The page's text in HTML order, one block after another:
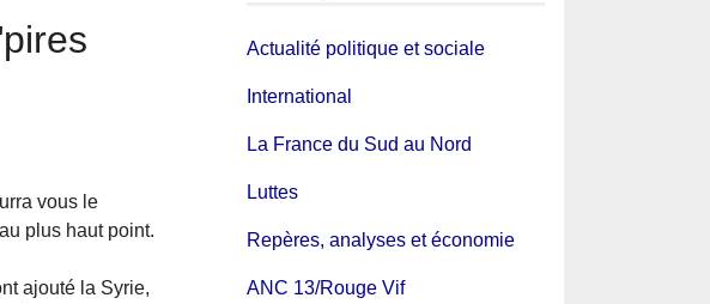
vous le
plus haut point.
ajouté la Syrie,
Actualité politique et sociale
International
La France du Sud au Nord
Luttes
Repères, analyses et économie
ANC 13/Rouge Vif